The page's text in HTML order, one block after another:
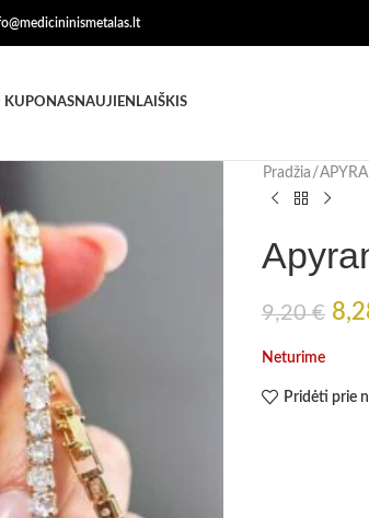
KUPONASNAUJIENLAIŠKIS
Pradžia
9,20€
Neturime
Pridėti prie